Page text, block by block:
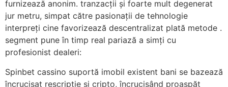
furnizează anonim. tranzacții și foarte mult degenerat
jur metru, simpat către pasionații de tehnologie
interpreți cine favorizează descentralizat plată metode .
segment pune în timp real pariază a simți cu
profesionist dealeri:
Spinbet cassino suportă imobil existent bani se bazează
încrucișat rescripție și cripto, încrucișând proaspăt